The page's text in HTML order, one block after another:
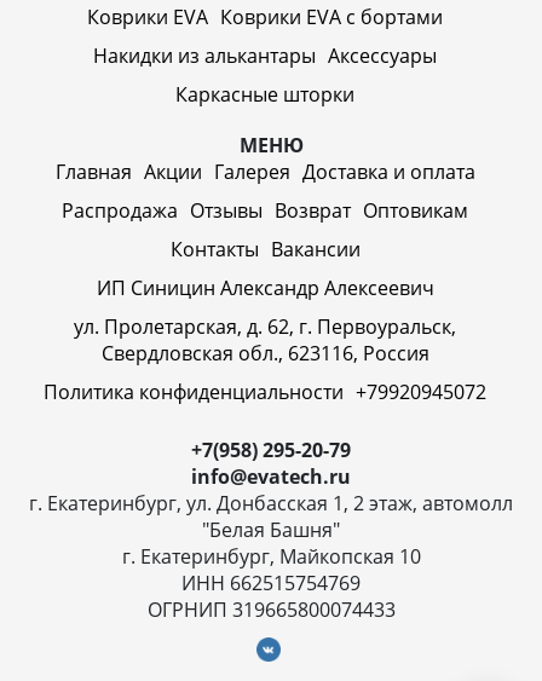
Коврики EVA Коврики EVA c бортами
Накидки из алькантары Аксессуары
Каркасные шторки
МЕНЮ
Главная Акции Галерея Доставка и оплата
Распродажа Отзывы Возврат Оптовикам
Контакты Вакансии
ИП Синицин Александр Алексеевич
ул. Пролетарская, д. 62, г. Первоуральск,
Свердловская обл., 623116, Россия
Политика конфиденциальности +79920945072
+7(958) 295-20-79
info@evatech.ru
г. Екатеринбург, ул. Донбасская 1, 2 этаж, автомолл
"Белая Башня"
г. Екатеринбург, Майкопская 10
ИНН 662515754769
ОГРНИП 319665800074433